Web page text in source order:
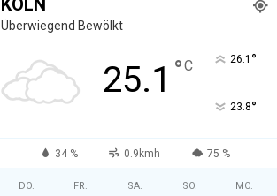
Überwiegend Bewölkt
25.1 °C 26.1 °
23.8°
34 % 0.9kmh 75 %
DO. FR. SA. SO. MO.